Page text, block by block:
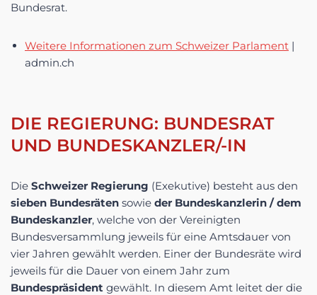
Bundesrat.
Weitere Informationen zum Schweizer Parlament |
admin.ch
DIE REGIERUNG: BUNDESRAT
UND BUNDESKANZLER/-IN
Die Schweizer Regierung (Exekutive) besteht aus den
sieben Bundesräten sowie der Bundeskanzlerin / dem
Bundeskanzler, welche von der Vereinigten
Bundesversammlung jeweils für eine Amtsdauer von
vier Jahren gewählt werden. Einer der Bundesräte wird
jeweils für die Dauer von einem Jahr zum
Bundespräsident gewählt. In diesem Amt leitet der die